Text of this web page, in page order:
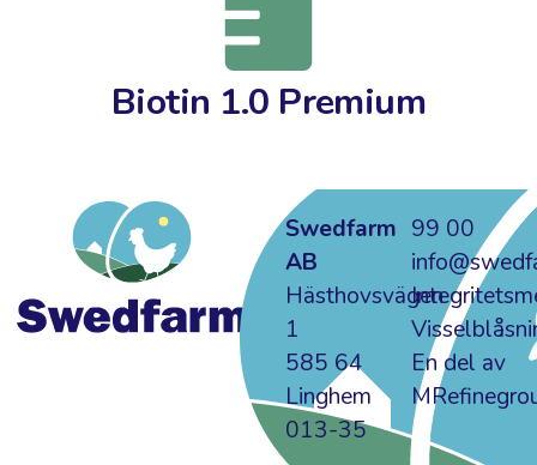
Biotin 1.0 Premium
Swedfarm
AB
Hästhovsvägen
1
585 64
Linghem
013-35
99 00
En del av